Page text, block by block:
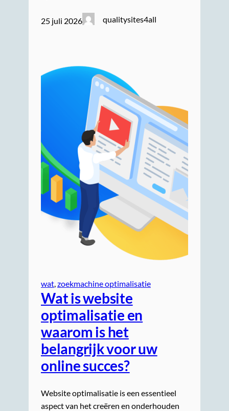
25 juli 2026 qualitysites4all
wat zoekmachine optimalisatie
Wat is website
optimalisatie en
waarom is het
belangrijk voor uw
online succes?
Website optimalisatie is een essentieel
aspect van het creëren en onderhouden